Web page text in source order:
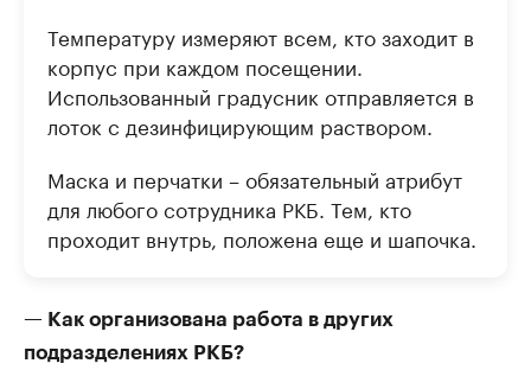
Температуру измеряют всем, кто заходит в
корпус при каждом посещении.
Использованный градусник отправляется в
лоток с дезинфицирующим раствором.
Маска и перчатки – обязательный атрибут
для любого сотрудника РКБ. Тем, кто
проходит внутрь, положена еще и шапочка.
— Как организована работа в других
подразделениях РКБ?